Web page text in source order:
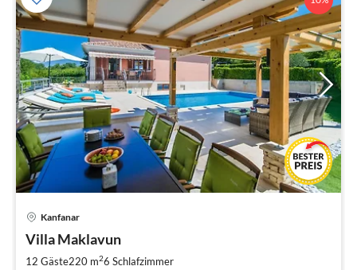
Kanfanar
Villa Maklavun
12 Gäste220 m26 Schlafzimmer